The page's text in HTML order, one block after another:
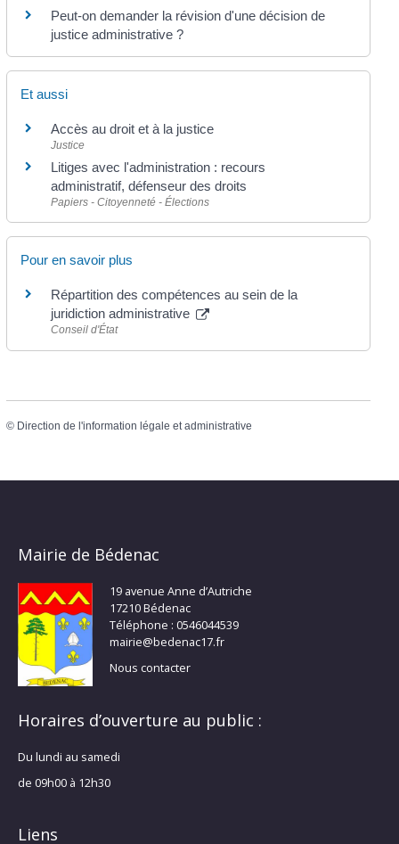
Peut-on demander la révision d'une décision de
justice administrative ?
Et aussi
Accès au droit et à la justice
Justice
Litiges avec l'administration : recours
administratif, défenseur des droits
Papiers - Citoyenneté - Élections
Pour en savoir plus
Répartition des compétences au sein de la
juridiction administrative
Conseil d'État
© Direction de l'information légale et administrative
Mairie de Bédenac
19 avenue Anne d’Autriche
17210 Bédenac
Téléphone : 0546044539
mairie@bedenac17.fr
Nous contacter
Horaires d’ouverture au public :
Du lundi au samedi
de 09h00 à 12h30
Liens